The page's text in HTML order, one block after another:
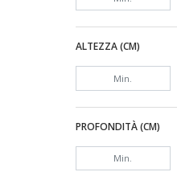
Lavatrici carica frontale
Lavatrici carico dall'alto
Lavatrici slim
Microonde da incasso
ALTEZZA (CM)
PROFONDITÀ (CM)